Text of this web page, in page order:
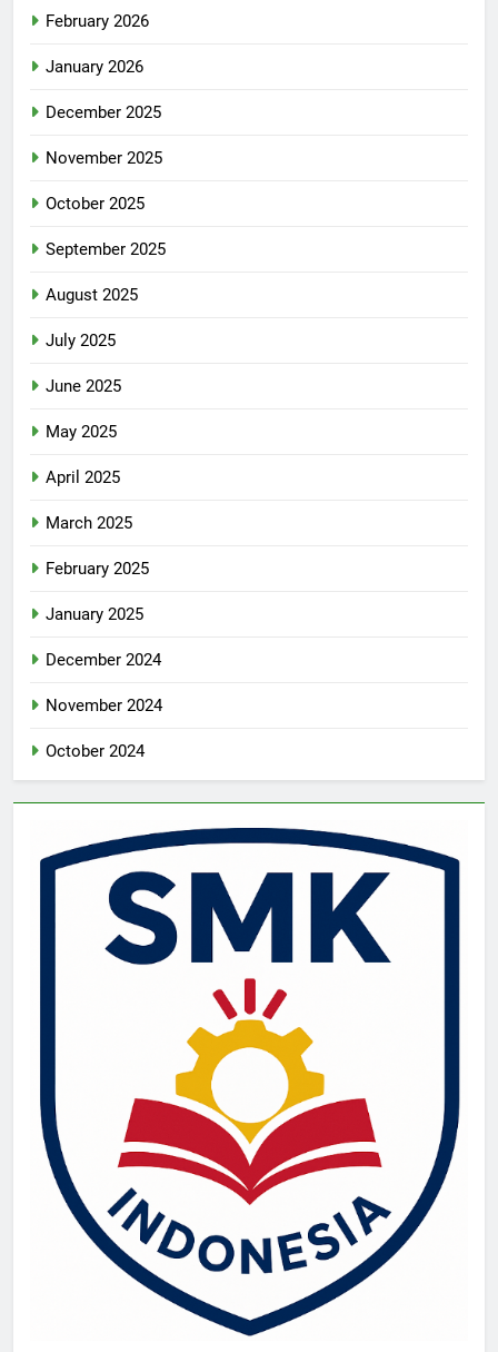
February 2026
January 2026
December 2025
November 2025
October 2025
September 2025
August 2025
July 2025
June 2025
May 2025
April 2025
March 2025
February 2025
January 2025
December 2024
November 2024
October 2024